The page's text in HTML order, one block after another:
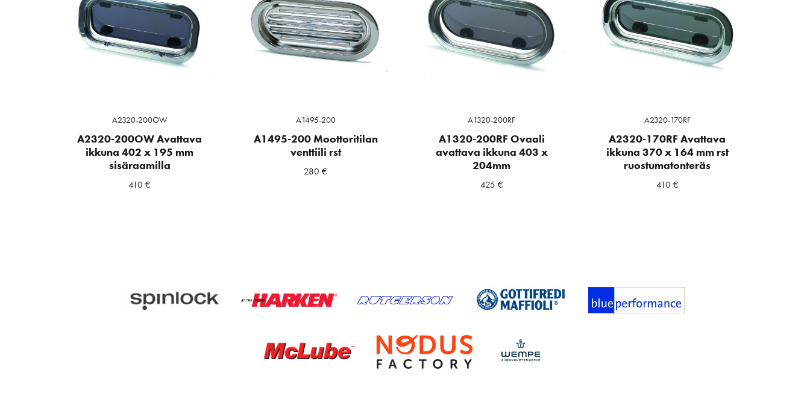
A2320-200OW
A2320-200OW Avattava
ikkuna 402 x 195 mm
sisäraamilla
410€
A1495-200
A1495-200 Moottoritilan
venttiili rst
280€
A1320-200RF
A1320-200RF Ovaali
avattava ikkuna 403 x
204mm
425 €
A2320-170RF
A2320-170RF Avattava
ikkuna 370 x 164 mm rst
ruostumatonteräs
410 €